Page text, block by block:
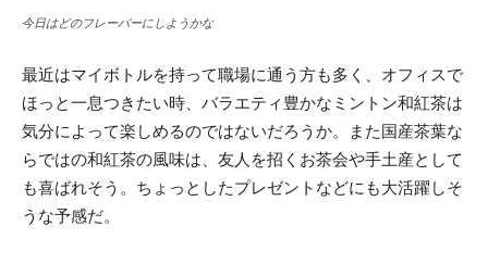
今日はどのフレーバーにしようかな
最近はマイボトルを持って職場に通う方も多く、オフィスで
ほっと一息つきたい時、バラエティ豊かなミントン和紅茶は
気分によって楽しめるのではないだろうか。また国産茶葉な
らではの和紅茶の風味は、友人を招くお茶会や手土産として
も喜ばれそう。ちょっとしたプレゼントなどにも大活躍しそ
うな予感だ。